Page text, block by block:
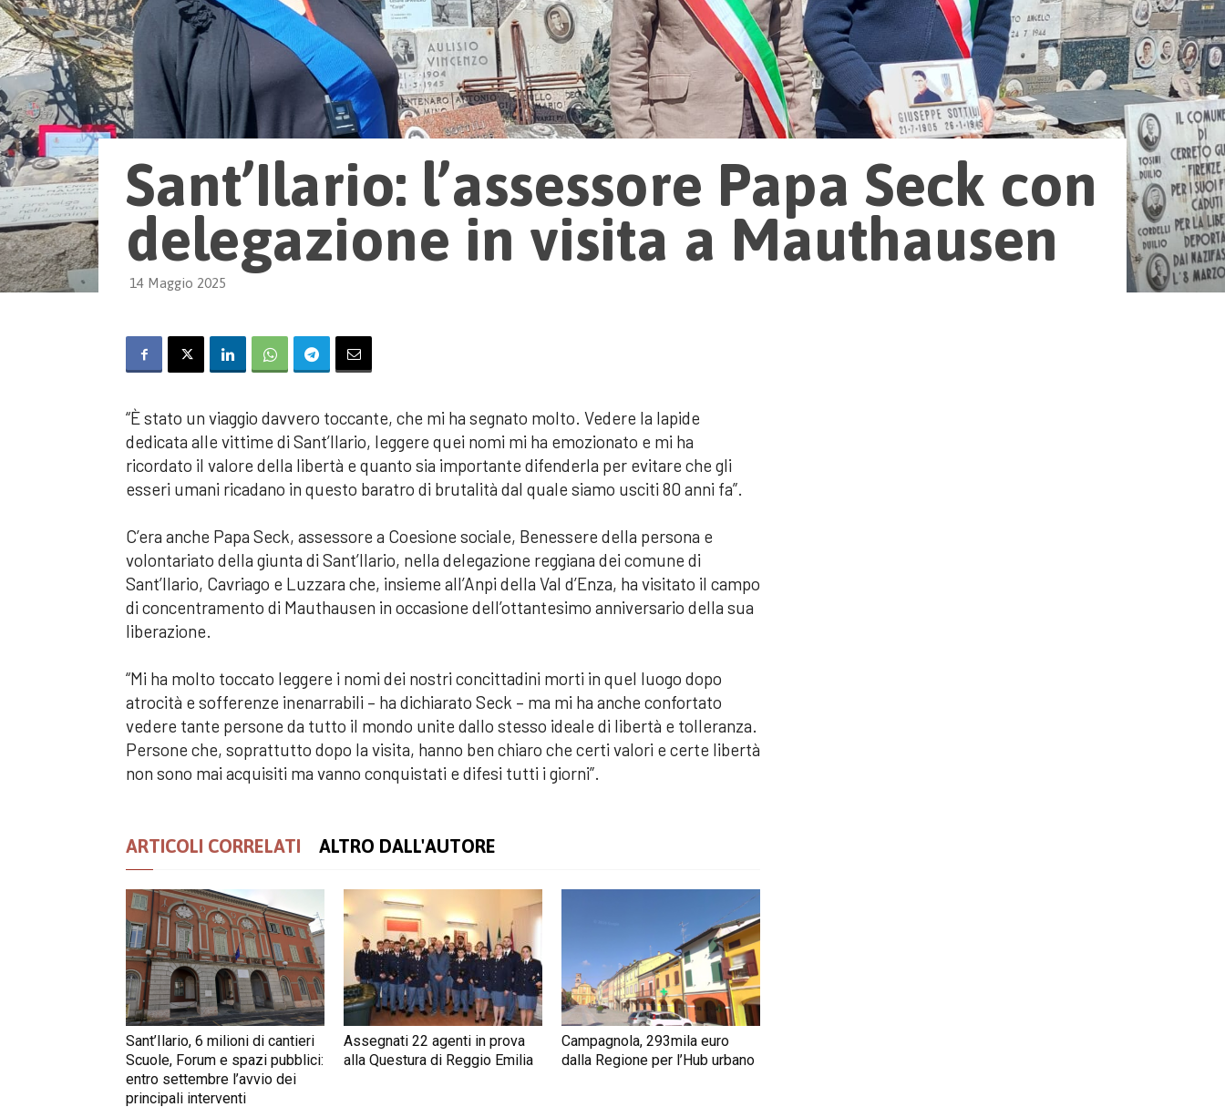
Sant’Ilario: l’assessore Papa Seck con
delegazione in visita a Mauthausen
14 Maggio 2025
“È stato un viaggio davvero toccante, che mi ha segnato molto. Vedere la lapide
dedicata alle vittime di Sant’Ilario, leggere quei nomi mi ha emozionato e mi ha
ricordato il valore della libertà e quanto sia importante difenderla per evitare che gli
esseri umani ricadano in questo baratro di brutalità dal quale siamo usciti 80 anni fa”.
C’era anche Papa Seck, assessore a Coesione sociale, Benessere della persona e
volontariato della giunta di Sant’Ilario, nella delegazione reggiana dei comune di
Sant’Ilario, Cavriago e Luzzara che, insieme all’Anpi della Val d’Enza, ha visitato il campo
di concentramento di Mauthausen in occasione dell’ottantesimo anniversario della sua
liberazione.
“Mi ha molto toccato leggere i nomi dei nostri concittadini morti in quel luogo dopo
atrocità e sofferenze inenarrabili – ha dichiarato Seck – ma mi ha anche confortato
vedere tante persone da tutto il mondo unite dallo stesso ideale di libertà e tolleranza.
Persone che, soprattutto dopo la visita, hanno ben chiaro che certi valori e certe libertà
non sono mai acquisiti ma vanno conquistati e difesi tutti i giorni”.
ARTICOLI CORRELATI ALTRO DALL'AUTORE
Sant’Ilario, 6 milioni di cantieri
Scuole, Forum e spazi pubblici:
entro settembre l’avvio dei
principali interventi
Assegnati 22 agenti in prova
alla Questura di Reggio Emilia
Campagnola, 293mila euro
dalla Regione per l’Hub urbano